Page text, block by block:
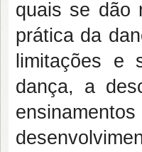
quais se dão
prática da
limitações e
dança, a